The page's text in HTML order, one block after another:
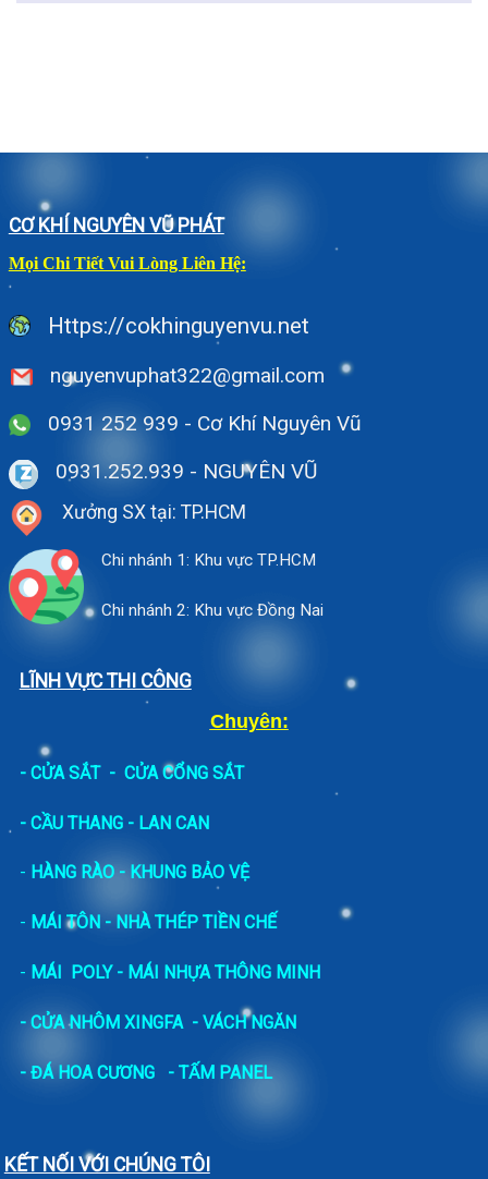
CƠ KHÍ NGUYÊN VŨ PHÁT
Mọi Chi Tiết Vui Lòng Liên Hệ:
Https://cokhinguyenvu.net
nguyenvuphat322@gmail.com
0931 252 939 - Cơ Khí Nguyên Vũ
0931.252.939 - NGUYÊN VŨ
Xưởng SX tại: TP.HCM
Chi nhánh 1: Khu vực TP.HCM
Chi nhánh 2: Khu vực Đồng Nai
LĨNH VỰC THI CÔNG
Chuyên:
- CỬA SẮT- CỬA CỔNG SẮT
- CẦU THANG - LAN CAN
- HÀNG RÀO - KHUNG BẢO VỆ
- MÁI TÔN - NHÀ THÉP TIỀN CHẾ
- MÁI POLY - MÁI NHỰA THÔNG MINH
- CỬA NHÔM XINGFA - VÁCH NGĂN
- ĐÁ HOA CƯƠNG - TẤM PANEL
KẾT NỐI VỚI CHÚNG TÔI